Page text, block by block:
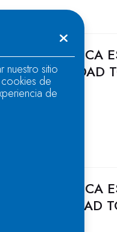
HIDRÁULICA
SU CAPACIDAD
2016
SU CAPACIDAD
nuestro sitio
de
de